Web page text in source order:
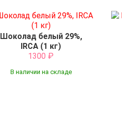
Шоколад белый 29%,
IRCA (1 кг)
1300 ₽
В наличии на складе